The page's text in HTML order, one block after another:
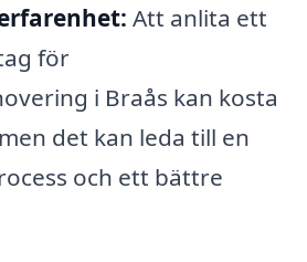
Att anlita ett
för
i Braås kan kosta
det kan leda till en
och ett bättre